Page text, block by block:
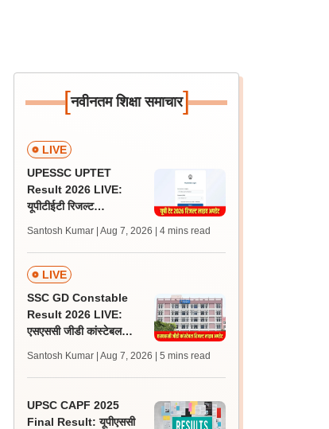
[नवीनतम शिक्षा समाचार]
LIVE
UPESSC UPTET
Result 2026 LIVE:
यूपीटीईटी रिजल्ट
जल्द, जानें लेटेस्ट अपडेट,
पासिंग मार्क्स
Santosh Kumar | Aug 7, 2026 | 4 mins read
LIVE
SSC GD Constable
Result 2026 LIVE:
एसएससी जीडी कांस्टेबल
लेटेस्ट अपडेट, स्कोरकार्ड लिंक
Santosh Kumar | Aug 7, 2026 | 5 mins read
UPSC CAPF 2025
Final Result: यूपीएससी